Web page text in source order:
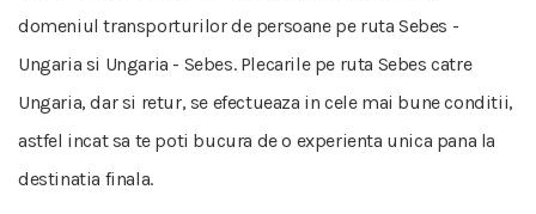
domeniul transporturilor de persoane pe ruta Sebes -
Ungaria si Ungaria - Sebes. Plecarile pe ruta Sebes catre
Ungaria, dar si retur, se efectueaza in cele mai bune conditii,
astfel incat sa te poti bucura de o experienta unica pana la
destinatia finala.